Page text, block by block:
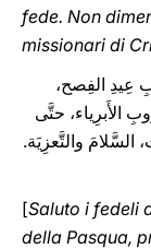
fede. Non
missionari di
عِيدِ الفِصح،
الأَبرِياء، حتَّى
السَّلامَ والتَّعزِيَة.
[Saluto i fedeli
della Pasqua,